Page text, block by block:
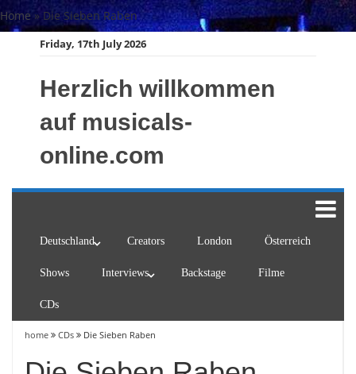
Skip
to
Home» Die Sieben Raben
Friday, 17th July 2026
Herzlich willkommen
auf musicals-
online.com
Deutschland Creators London Österreich
Shows Interviews Backstage Filme
CDs
home CDs Die Sieben Raben